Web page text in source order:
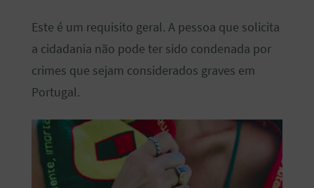
Este é um requisito geral. A pessoa que solicita
a cidadania não pode ter sido condenada por
crimes que sejam considerados graves em
Portugal.